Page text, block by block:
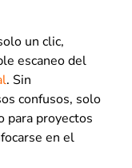
un clic,
escaneo del
. Sin
confusos, solo
para proyectos
en el